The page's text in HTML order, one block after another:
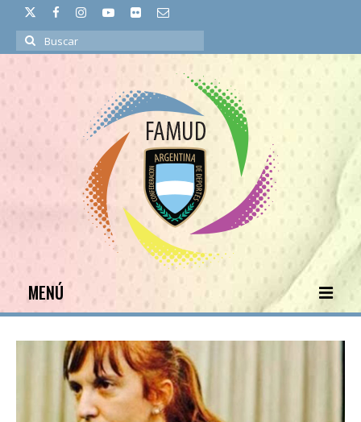
Buscar
por:
MENÚ
INICIO
INSTITUCIONAL
LEGISLACIÓN